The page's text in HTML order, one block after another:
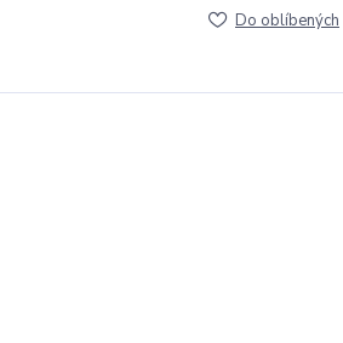
Do oblíbených